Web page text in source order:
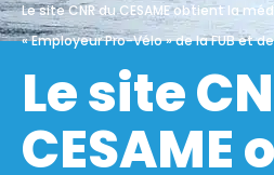
Le site CNR du CESAME obtient la
« Employeur Pro-Vélo » de la FUB et de
Le site
CESAME